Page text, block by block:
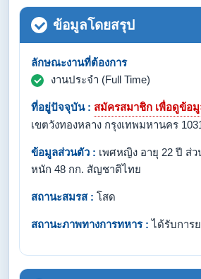
ข้อมูลโดยสรุป
ลักษณะงานที่ต้องการ
งานประจำ (Full Time)
ที่อยู่ปัจจุบัน : สมัครสมาชิก เพื่อดูข้อ
เขตวังทองหลาง กรุงเทพมหานคร
ข้อมูลส่วนตัว : เพศหญิง อายุ 22 ปี ส่ว
หนัก 48 กก. สัญชาติไทย
สถานะสมรส : โสด
สถานะภาพทางการทหาร : ได้รับการ